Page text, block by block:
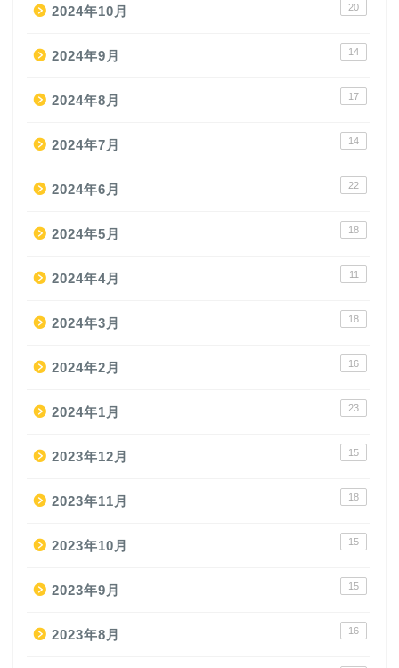
2024年10月 20
2024年9月 14
2024年8月 17
2024年7月 14
2024年6月 22
2024年5月 18
2024年4月 11
2024年3月 18
2024年2月 16
2024年1月 23
2023年12月 15
2023年11月 18
2023年10月 15
2023年9月 15
2023年8月 16